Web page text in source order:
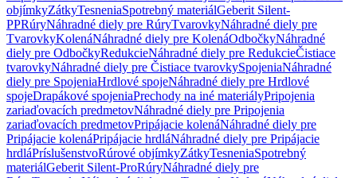
objímkyZátkyTesneniaSpotrebný materiálGeberit Silent-
PPRúryNáhradné diely pre RúryTvarovkyNáhradné diely pre
TvarovkyKolenáNáhradné diely pre KolenáOdbočkyNáhradné
diely pre OdbočkyRedukcieNáhradné diely pre RedukcieČistiace
tvarovkyNáhradné diely pre Čistiace tvarovkySpojeniaNáhradné
diely pre SpojeniaHrdlové spojeNáhradné diely pre Hrdlové
spojeDrapákové spojeniaPrechody na iné materiályPripojenia
zariaďovacích predmetovNáhradné diely pre Pripojenia
zariaďovacích predmetovPripájacie kolenáNáhradné diely pre
Pripájacie kolenáPripájacie hrdláNáhradné diely pre Pripájacie
hrdláPríslušenstvoRúrové objímkyZátkyTesneniaSpotrebný
materiálGeberit Silent-ProRúryNáhradné diely pre